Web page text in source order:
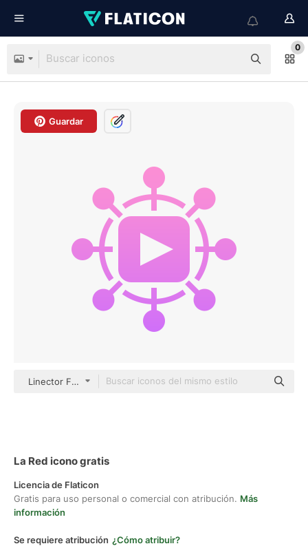
0
Guardar
Linector Flat Gradient
La Red icono gratis
Licencia de Flaticon
Gratis para uso personal o comercial con atribución. Más
información
Se requiere atribución ¿Cómo atribuir?